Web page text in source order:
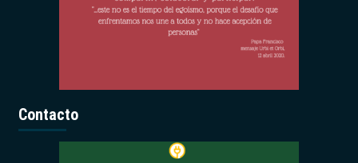
Contacto